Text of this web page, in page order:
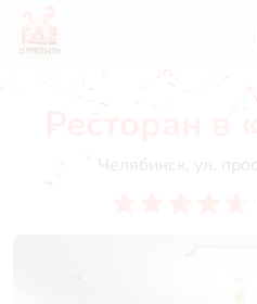
Ресторан в
Челябинск, ул.